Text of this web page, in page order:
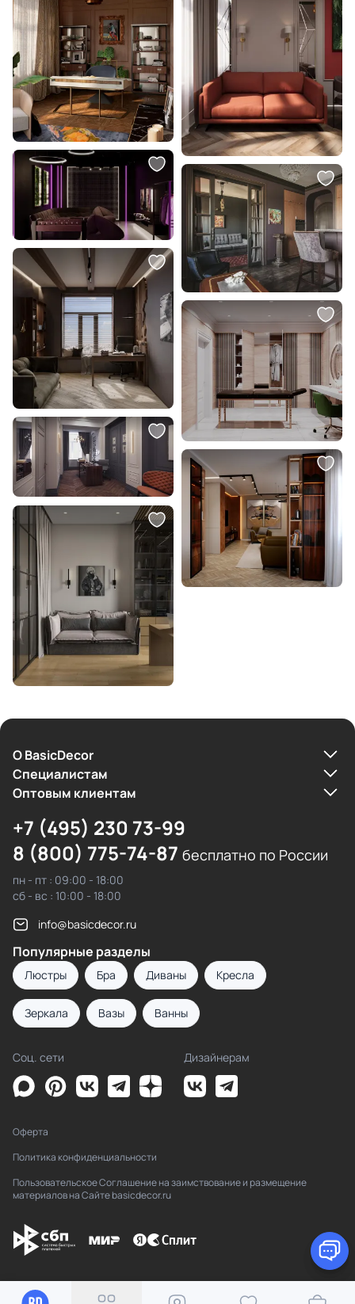
О BasicDecor
Cпециалистам
Оптовым клиентам
+7 (495) 230 73-99
8 (800) 775-74-87 бесплатно по России
пн - пт : 09:00 - 18:00
сб - вс : 10:00 - 18:00
info@basicdecor.ru
Популярные разделы
Люстры Бра Диваны Кресла
Зеркала Вазы Ванны
Соц. сети Дизайнерам
Оферта
Политика конфиденциальности
Пользовательское Соглашение на заимствование и размещение
материалов на Сайте basicdecor.ru